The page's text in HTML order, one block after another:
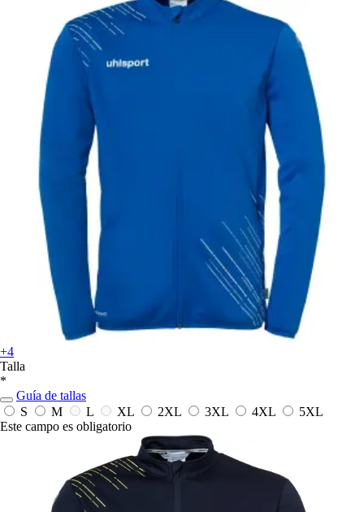
+4
Talla
*
Guía de tallas
S
M L XL 2XL 3XL 4XL
5XL
Este campo es obligatorio